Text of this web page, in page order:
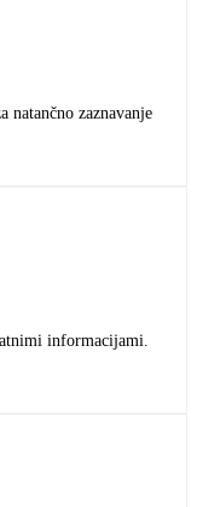
natančno zaznavanje
informacijami.